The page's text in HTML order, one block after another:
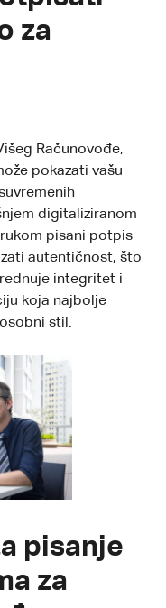
za
Računovođe,
pokazati vašu
digitaliziranom
pisani potpis
autentičnost, što
integritet i
koja najbolje
stil.
pisanje
za